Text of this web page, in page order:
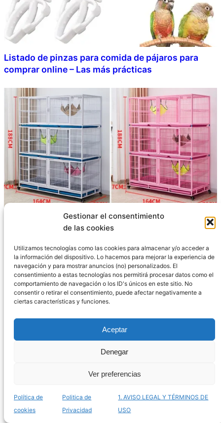
Gestionar el consentimiento
de las cookies
Utilizamos tecnologías como las cookies para almacenar y/o acceder a
la información del dispositivo. Lo hacemos para mejorar la experiencia de
navegación y para mostrar anuncios (no) personalizados. El
consentimiento a estas tecnologías nos permitirá procesar datos como el
comportamiento de navegación o los ID's únicos en este sitio. No
consentir o retirar el consentimiento, puede afectar negativamente a
ciertas características y funciones.
Aceptar
Denegar
Ver preferencias
Política de
cookies
Politica de
Privacidad
1. AVISO LEGAL Y TÉRMINOS DE
USO
Listado de pinzas para comida de pájaros para
comprar online – Las más prácticas
Listado de kennels para aves para comprar online
– Los más confortables
comprar online – Los más estables